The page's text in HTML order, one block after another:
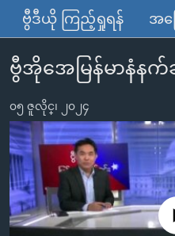
သည့်
Link
များ
ပင်မ
အကြောင်းအရာ
သို့
ကျော်
ကြည့်
ရန်
မြန်မာ
ကမ္ဘာ့သတင်းများ
နိုင်ငံတကာ
တရုတ်
အစ္စရေး-ပါလက်စတိုင်း
ဗွီဒီယို
ရပ်ဝန်းတခု လမ်းတခု အလွန်
အင်္ဂလိပ်စာလေ့လာမယ်
အမေရိကန်သုံးအီဒီယံ
မကြေးမုံရဲ့ အင်္ဂလိပ်စာ
အပတ်စဉ်ကဏ္ဍများ
ရေဒီယို
ရေဒီယိုနှင့်ရုပ်သံ အချက်အလက်
ဗွီဒီယို ကြည့်ရှုရန် အက
ဗွီအိုအေမြန်မာနံနက်
၀၅ ဇူလိုင္၊ ၂၀၂၄
No media